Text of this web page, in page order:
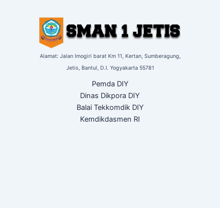
Alamat: Jalan Imogiri barat Km 11, Kertan, Sumberagung,
Jetis, Bantul, D.I. Yogyakarta 55781
Pemda DIY
Dinas Dikpora DIY
Balai Tekkomdik DIY
Kemdikdasmen RI